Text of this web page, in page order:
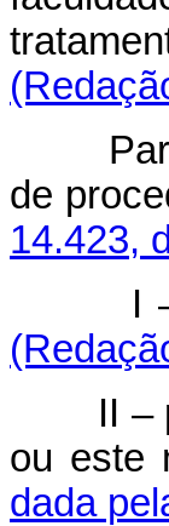
de
14.423,
I
II –
ou este
dada